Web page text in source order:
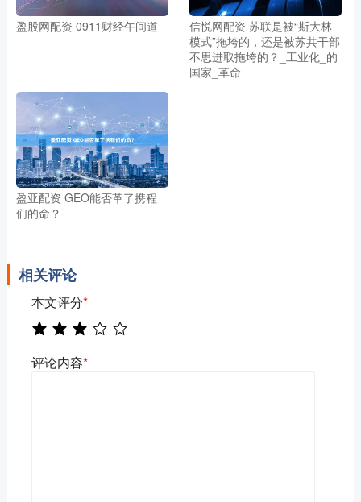
盈股网配资 0911财经午间道
信悦网配资 苏联是被“斯大林
模式”拖垮的，还是被苏共干部
不思进取拖垮的？_工业化_的
国家_革命
盈亚配资 GEO能否革了携程
们的命？
相关评论
本文评分*
评论内容*